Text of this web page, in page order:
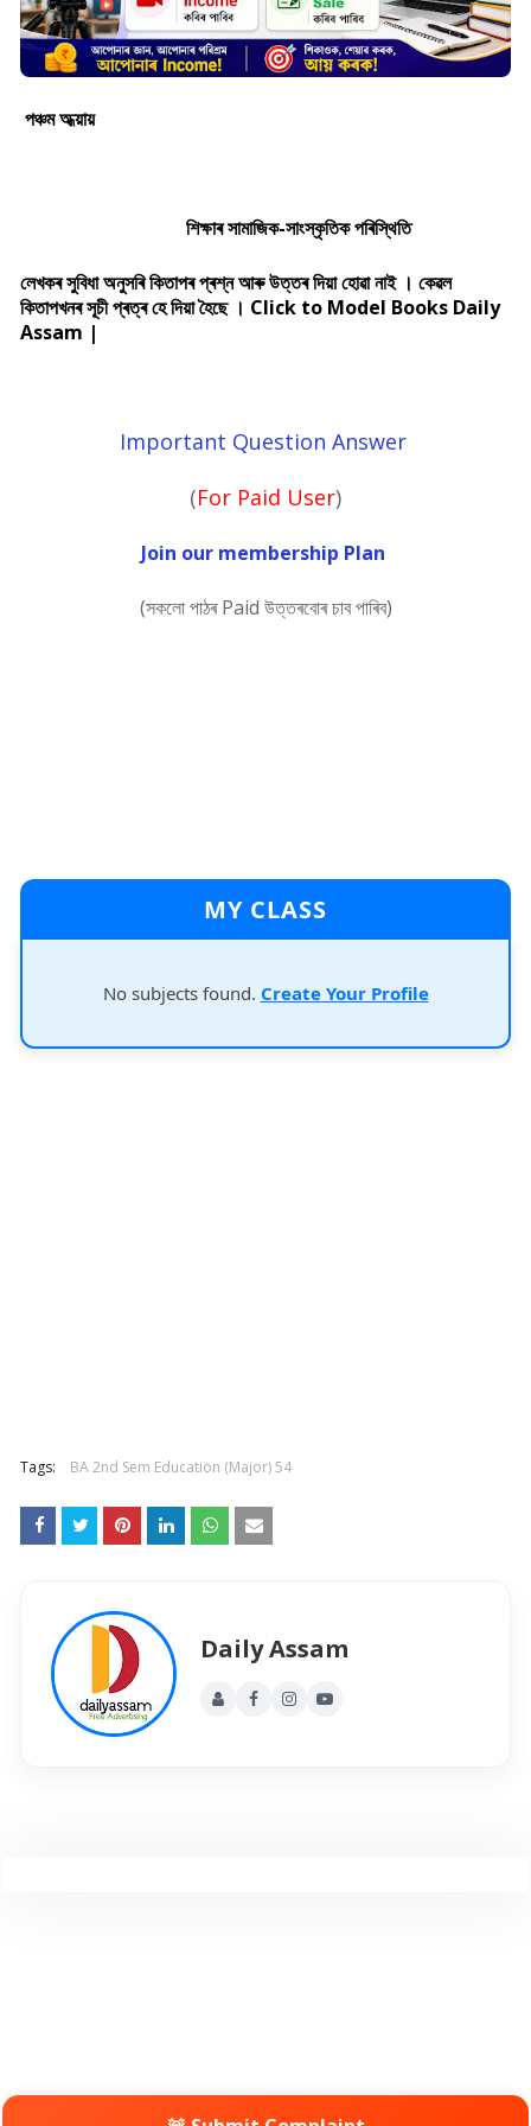
পঞ্চম অধ্য়ায়
শিক্ষাৰ সামাজিক-সাংস্কৃতিক পৰিস্থিতি
লেখকৰ সুবিধা অনুসৰি কিতাপৰ প্ৰশ্ন আৰু উত্তৰ দিয়া হোৱা নাই । কেৱল
কিতাপখনৰ সূচী প্ৰত্ৰ হে দিয়া হৈছে । Click to Model Books Daily
Assam |
Important Question Answer
(For Paid User)
Join our membership Plan
(সকলো পাঠৰ Paid উত্তৰবোৰ চাব পাৰিব)
MY CLASS
No subjects found. Create Your Profile
Tags: BA 2nd Sem Education (Major) 54
Daily Assam